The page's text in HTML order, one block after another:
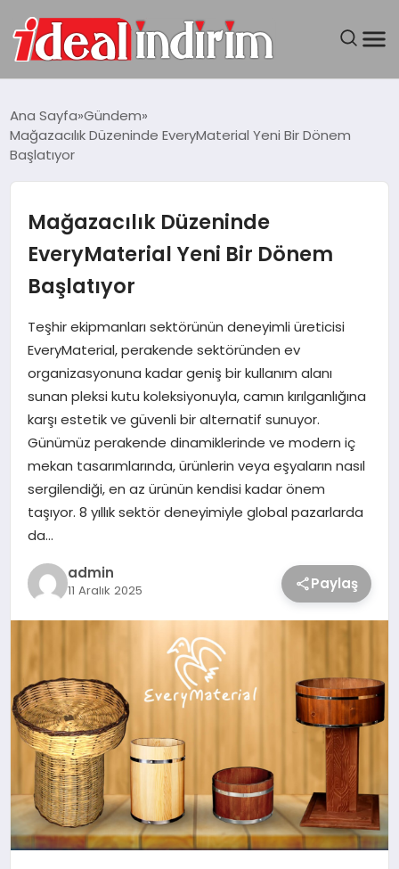
BILGISAYAR
SEYAHAT
TEKNOLOJI
YAŞAM
Ana Sayfa Gündem
Mağazacılık Düzeninde EveryMaterial Yeni Bir Dönem
Başlatıyor
Mağazacılık Düzeninde
EveryMaterial Yeni Bir Dönem
Başlatıyor
Teşhir ekipmanları sektörünün deneyimli üreticisi
EveryMaterial, perakende sektöründen ev
organizasyonuna kadar geniş bir kullanım alanı
sunan pleksi kutu koleksiyonuyla, camın kırılganlığına
karşı estetik ve güvenli bir alternatif sunuyor.
Günümüz perakende dinamiklerinde ve modern iç
mekan tasarımlarında, ürünlerin veya eşyaların nasıl
sergilendiği, en az ürünün kendisi kadar önem
taşıyor. 8 yıllık sektör deneyimiyle global pazarlarda
da…
admin
11 Aralık 2025 Paylaş